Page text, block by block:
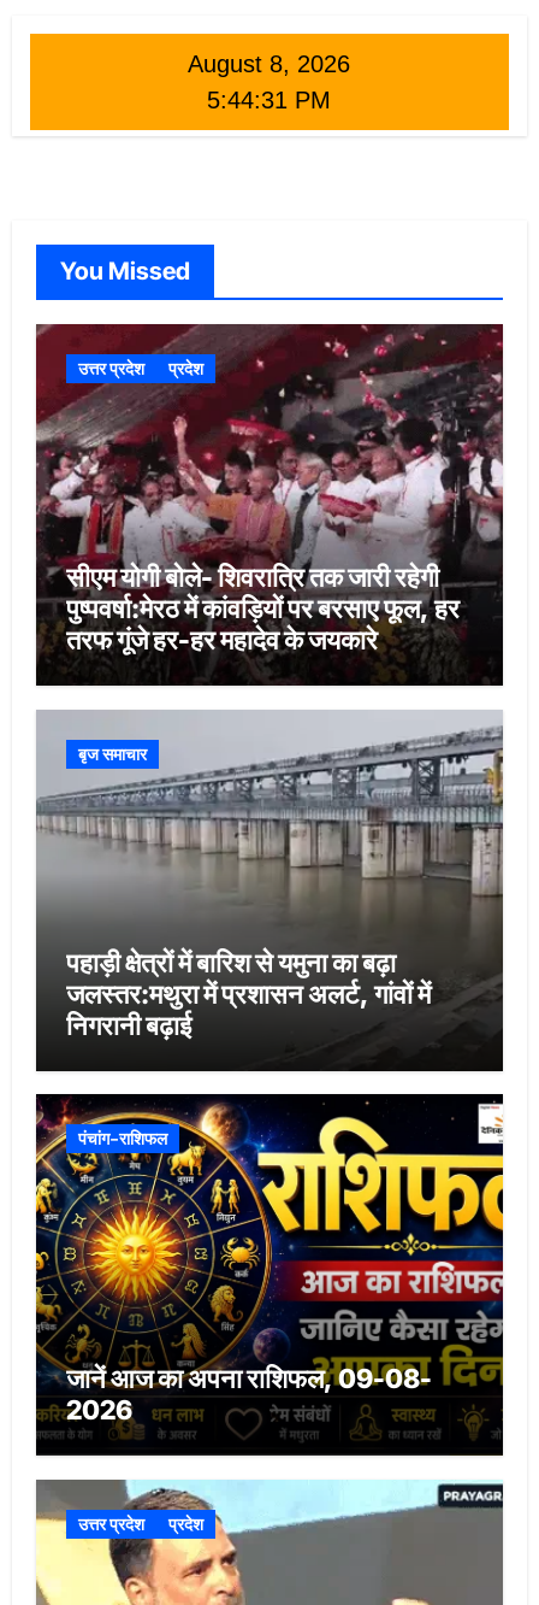
August 8, 2026
5:44:32 PM
You Missed
उत्तर प्रदेश प्रदेश
सीएम योगी बोले- शिवरात्रि तक जारी रहेगी
पुष्पवर्षा:मेरठ में कांवड़ियों पर बरसाए फूल, हर
तरफ गूंजे हर-हर महादेव के जयकारे
बृज समाचार
पहाड़ी क्षेत्रों में बारिश से यमुना का बढ़ा
जलस्तर:मथुरा में प्रशासन अलर्ट, गांवों में
निगरानी बढ़ाई
पंचांग-राशिफल
जानें आज का अपना राशिफल, 09-08-
2026
उत्तर प्रदेश प्रदेश